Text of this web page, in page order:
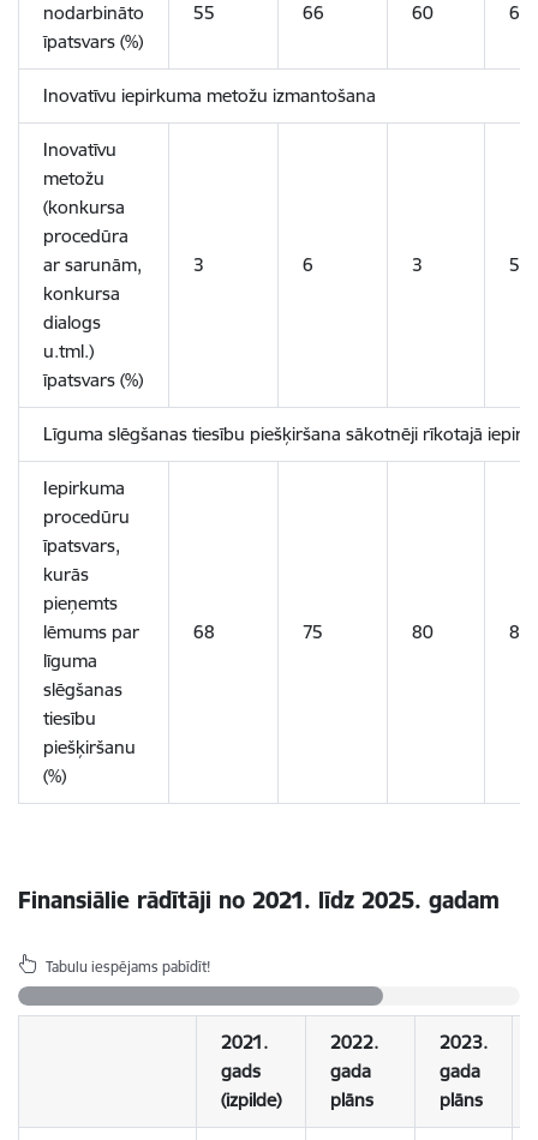
nodarbināto
īpatsvars (%)
55 66 60 60
Inovatīvu iepirkuma metožu izmantošana
Inovatīvu
metožu
(konkursa
procedūra
ar sarunām,
konkursa
dialogs
u.tml.)
īpatsvars (%)
3 6 3 5
Līguma slēgšanas tiesību piešķiršana sākotnēji rīkotajā
Iepirkuma
procedūru
īpatsvars,
kurās
pieņemts
lēmums par
līguma
slēgšanas
tiesību
piešķiršanu
(%)
68 75 80 85
Finansiālie rādītāji no 2021. līdz 2025. gadam
Tabulu iespējams pabīdīt!
2021.
gads
(izpilde)
2022.
gada
plāns
2023.
gada
plāns